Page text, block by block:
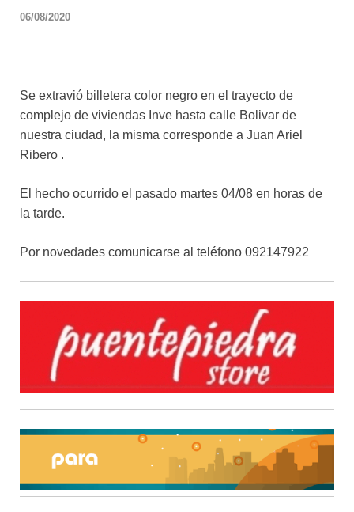
06/08/2020
Se extravió billetera color negro en el trayecto de
complejo de viviendas Inve hasta calle Bolivar de
nuestra ciudad, la misma corresponde a Juan Ariel
Ribero .
El hecho ocurrido el pasado martes 04/08 en horas de
la tarde.
Por novedades comunicarse al teléfono 092147922